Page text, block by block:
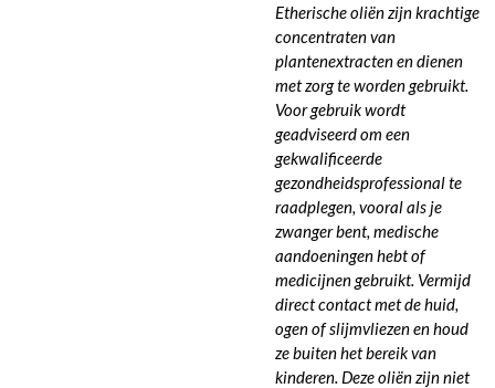
Etherische oliën zijn krachtige
concentraten van
plantenextracten en dienen
met zorg te worden gebruikt.
Voor gebruik wordt
geadviseerd om een ​​
gekwalificeerde
gezondheidsprofessional te
raadplegen, vooral als je
zwanger bent, medische
aandoeningen hebt of
medicijnen gebruikt. Vermijd
direct contact met de huid,
ogen of slijmvliezen en houd
ze buiten het bereik van
kinderen. Deze oliën zijn niet